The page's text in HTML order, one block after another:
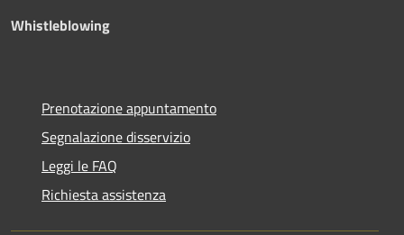
Whistleblowing
Prenotazione appuntamento
Segnalazione disservizio
Leggi le FAQ
Richiesta assistenza